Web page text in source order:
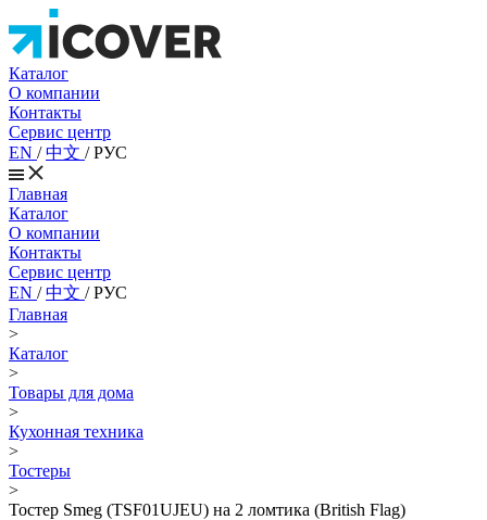
Каталог
О компании
Контакты
Сервис центр
EN /中文 /РУС
Главная
Каталог
О компании
Контакты
Сервис центр
EN /中文 /РУС
Главная
>
Каталог
>
Товары для дома
>
Кухонная техника
>
Тостеры
>
Тостер Smeg (TSF01UJEU) на 2 ломтика (British Flag)